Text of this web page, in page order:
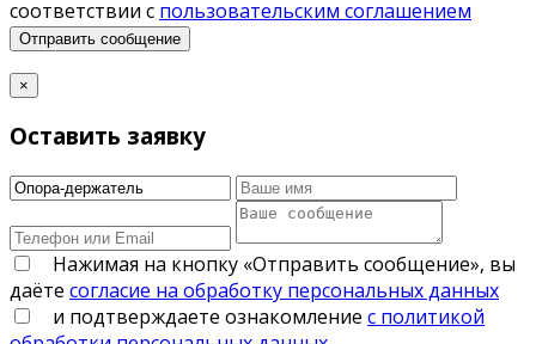
соответствии с пользовательским соглашением
Отправить сообщение
×
Оставить заявку
Нажимая на кнопку «Отправить сообщение», вы
даёте согласие на обработку персональных данных
и подтверждаете ознакомление с политикой